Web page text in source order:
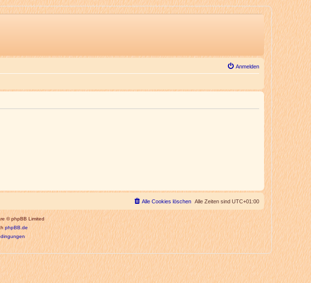
Anmelden
Alle Zeiten sind UTC+01:00
Alle Cookies löschen
© phpBB Limited
phpBB.de